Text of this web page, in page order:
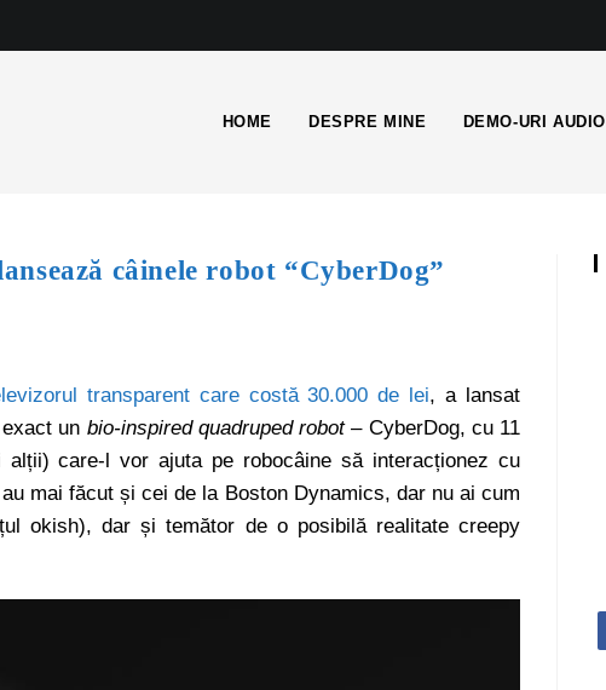
HOME DESPRE MINE DEMO-URI AUDIO
câinele robot “CyberDog”
transparent care costă 30.000 de lei, a lansat
un bio-inspired quadruped robot– CyberDog, cu 11
care-l vor ajuta pe robocâine să interacționez cu
mai făcut și cei de la Boston Dynamics, dar nu ai cum
okish), dar și temător de o posibilă realitate creepy